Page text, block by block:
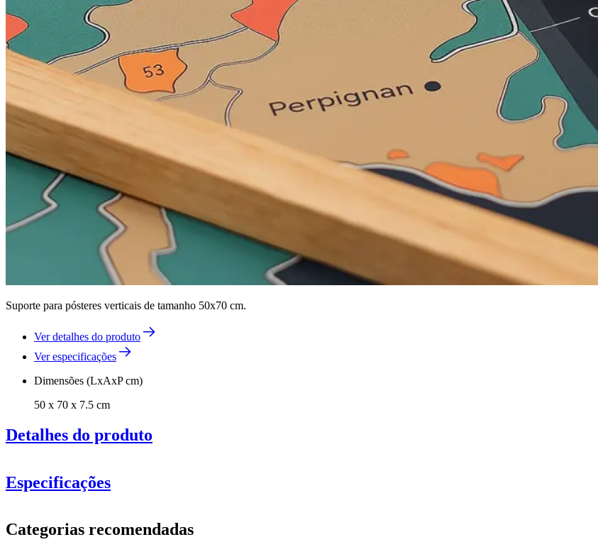
Suporte para pósteres verticais de tamanho 50x70 cm.
Ver detalhes do produto
Ver especificações
Dimensões (LxAxP cm)
50 x 70 x 7.5 cm
Detalhes do produto
Especificações
Número do produto1020HANGERVERT
Categorias recomendadas